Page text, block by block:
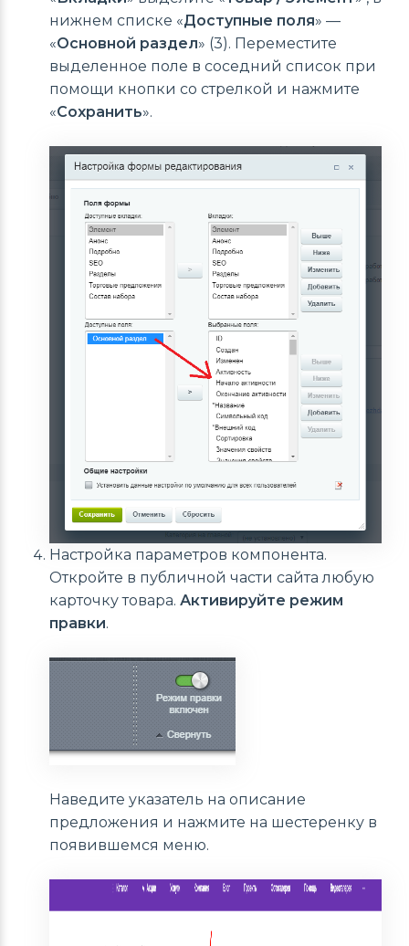
нижнем списке «Доступные поля» —
«Основной раздел» (3). Переместите
выделенное поле в соседний список при
помощи кнопки со стрелкой и нажмите
«Сохранить».
Настройка параметров компонента.
Откройте в публичной части сайта любую
карточку товара. Активируйте режим
правки.
Наведите указатель на описание
предложения и нажмите на шестеренку в
появившемся меню.